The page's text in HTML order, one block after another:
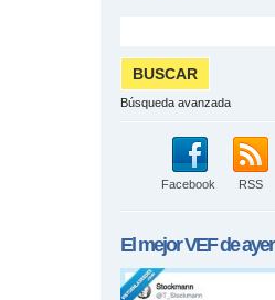
Búsqueda avanzada
Facebook RSS
El mejorVEFde ayer